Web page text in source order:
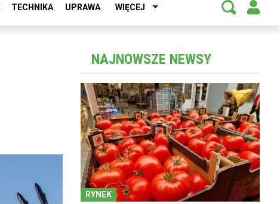
TECHNIKA UPRAWA WIĘCEJ
NAJNOWSZE NEWSY
RYNEK